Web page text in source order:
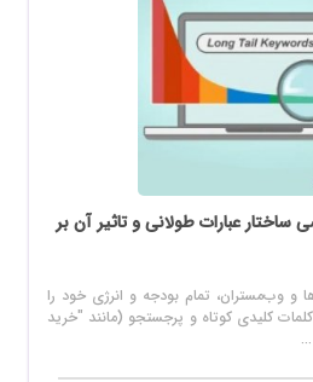
عبارات طولانی و تاثیر آن بر
و وب‌مستران، تمام بودجه و انرژی خود را
کلیدی کوتاه و پرجستجو (مانند "خرید